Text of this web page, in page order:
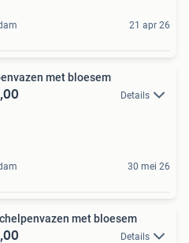
21 apr 26
met bloesem
Details
30 mei 26
met bloesem
Details